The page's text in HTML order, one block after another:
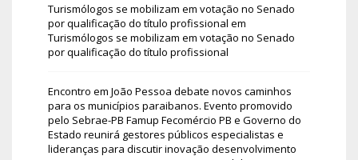
Turismólogos se mobilizam em votação no Senado
por qualificação do título profissional em
Turismólogos se mobilizam em votação no Senado
por qualificação do título profissional
Encontro em João Pessoa debate novos caminhos
para os municípios paraibanos. Evento promovido
pelo Sebrae-PB Famup Fecomércio PB e Governo do
Estado reunirá gestores públicos especialistas e
lideranças para discutir inovação desenvolvimento